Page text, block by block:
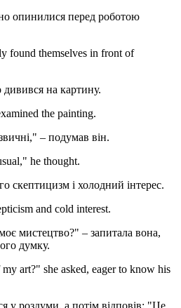
опинилися перед роботою
found themselves in front of
на картину.
the painting.
– подумав він.
he thought.
скептицизм і холодний інтерес.
and cold interest.
мистецтво?" – запитала вона,
думку.
art?" she asked, eager to know his